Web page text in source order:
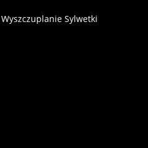
Sylwetki